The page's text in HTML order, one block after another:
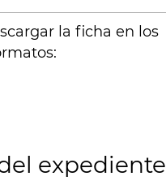
la ficha en los
expediente